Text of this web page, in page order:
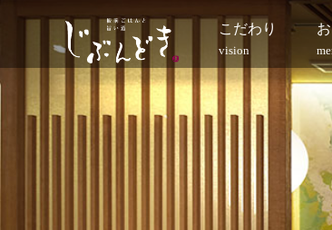
こだわり
vision